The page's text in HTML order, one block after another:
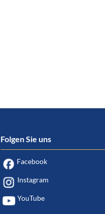
Folgen Sie uns
Facebook
Instagram
YouTube